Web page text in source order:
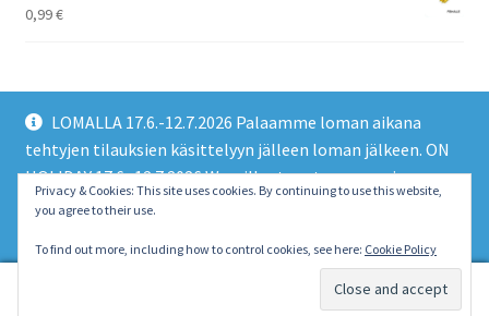
LOMALLA 17.6.-12.7.2026 Palaamme loman aikana
tehtyjen tilauksien käsittelyyn jälleen loman jälkeen. ON
HOLIDAY 17.6.-12.7.2026 We will return to processing
orders made during the holiday again after the holiday.
0,99€
© EMO FPV Drones 2026
Built with WooCommerce
0
Privacy & Cookies: This site uses cookies. By continuing to use this website,
you agree to their use.
To find out more, including how to control cookies, see here: Cookie Policy